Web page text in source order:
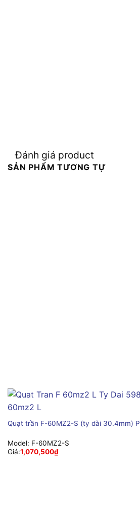
Đánh giá product
SẢN PHẨM TƯƠNG TỰ
Quạt trần F-60MZ2-S (ty dài 30.4mm)
Model: F-60MZ2-S
Giá:1,070,500₫